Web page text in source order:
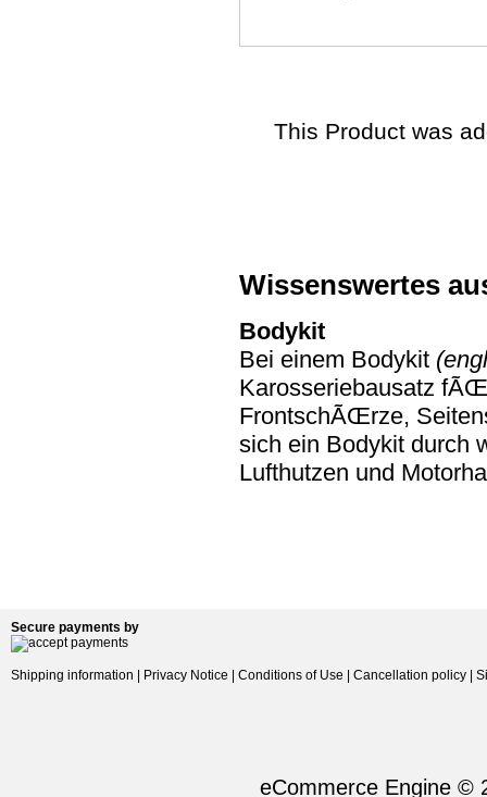
This Product was
Wissenswertes
Bodykit
Bei einem Bodykit
Karosseriebausatz
FrontschÃŒrze,
sich ein Bodykit durch
Lufthutzen und
Secure payments by
Shipping information Privacy Notice Conditions of Use Cancellation policy
eCommerce Engine ©